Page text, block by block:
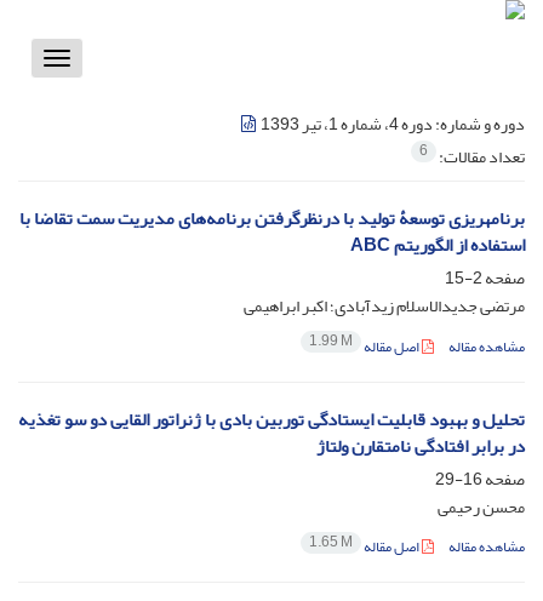
Toggle
دوره و شماره:دوره 4، شماره 1، تیر 1393
تعداد مقالات: 6
برنامه‎ریزی توسعۀ تولید با درنظرگرفتن برنامه‌های مدیریت سمت تقاضا با
استفاده از الگوریتم ABC
صفحه2-15
مرتضی جدیدالاسلام زیدآبادی؛ اکبر ابراهیمی
مشاهده مقاله اصل مقاله 1.99 M
تحلیل و بهبود قابلیت ایستادگی توربین بادی با ژنراتور القایی دو سو تغذیه
در برابر افتادگی نامتقارن ولتاژ
صفحه16-29
محسن رحیمی
مشاهده مقاله اصل مقاله 1.65 M